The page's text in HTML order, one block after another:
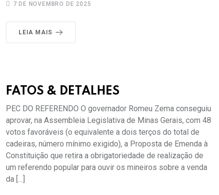
7 DE NOVEMBRO DE 2025
LEIA MAIS
FATOS & DETALHES
PEC DO REFERENDO O governador Romeu Zema conseguiu
aprovar, na Assembleia Legislativa de Minas Gerais, com 48
votos favoráveis (o equivalente a dois terços do total de
cadeiras, número mínimo exigido), a Proposta de Emenda à
Constituição que retira a obrigatoriedade de realização de
um referendo popular para ouvir os mineiros sobre a venda
da […]